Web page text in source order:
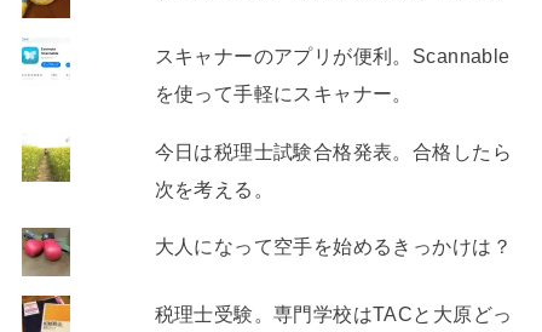
スキャナーのアプリが便利。Scannable
を使って手軽にスキャナー。
今日は税理士試験合格発表。合格したら
次を考える。
大人になって空手を始めるきっかけは？
税理士受験。専門学校はTACと大原どっ